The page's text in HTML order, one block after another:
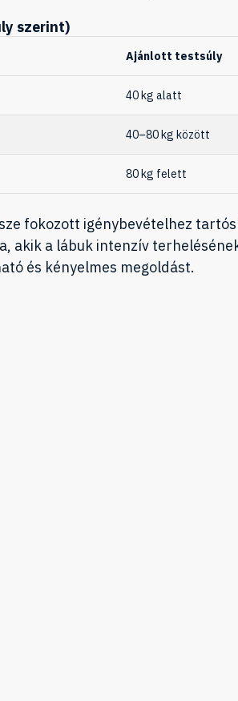
szerint)
Ajánlott testsúly
40 kg alatt
40–80 kg között
80 kg felett
fokozott igénybevételhez
akik a lábuk intenzív
és kényelmes megoldást.